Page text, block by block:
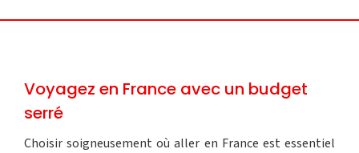
Voyagez en France avec un budget
serré
Choisir soigneusement où aller en France est essentiel